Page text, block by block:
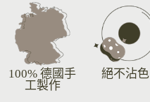
100% 德國手
工製作
絕不沾色